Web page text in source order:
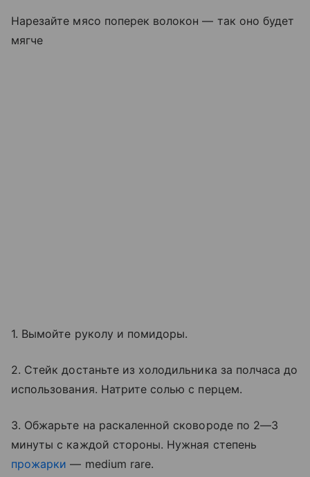
Нарезайте мясо поперек волокон — так оно будет
мягче
1. Вымойте руколу и помидоры.
2. Стейк достаньте из холодильника за полчаса до
использования. Натрите солью с перцем.
3. Обжарьте на раскаленной сковороде по 2—3
минуты с каждой стороны. Нужная степень
прожарки — medium rare.